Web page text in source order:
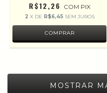
R$12,26 COM PIX
2 X DE R$6,45 SEM JUROS
MOSTRAR